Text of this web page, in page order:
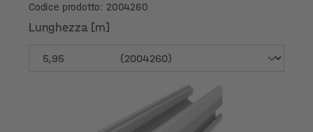
Codice prodotto: 2004260
Lunghezza [m]